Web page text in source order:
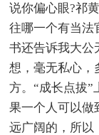
说你偏心眼?祁
往哪一个有当法
书还告诉我大公
想，毫无私心，
方。“成长点拔”
果一个人可以做
远广阔的，所以